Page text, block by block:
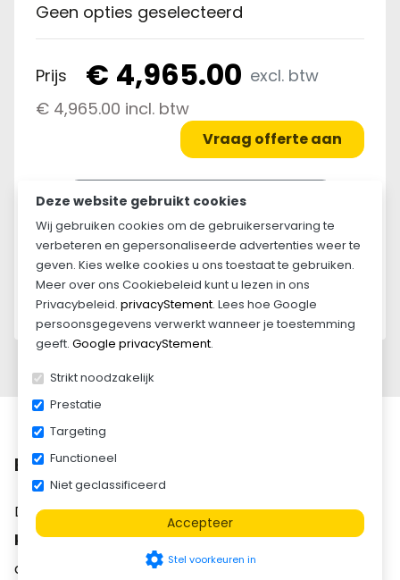
€10,- p maand.
€ 225,00
Slot tasmodel
€ 35,00
Geen opties geselecteerd
Prijs € 4,965.00 excl. btw
€ 4,965.00 incl. btw
Vraag offerte aan
picture_as_pdfDownload configuratie als PDF
Leasen vanaf
€ 88,80per maand
Lease informatie »
Beschrijving
DeHenra gesloten bakwagen 315x158x160 1350
kg
is een praktische aanhangwagen voor iedereen
die lading netjes en afgeschermd wil vervoeren.
Deze website gebruikt cookies
Wij gebruiken cookies om de gebruikerservaring te
verbeteren en gepersonaliseerde advertenties weer te
geven. Kies welke cookies u ons toestaat te gebruiken.
Meer over ons Cookiebeleid kunt u lezen in ons
Privacybeleid. privacyStement. Lees hoe Google
persoonsgegevens verwerkt wanneer je toestemming
geeft. Google privacyStement.
Strikt noodzakelijk
Prestatie
Targeting
Functioneel
Niet geclassificeerd
Accepteer
settings Stel voorkeuren in